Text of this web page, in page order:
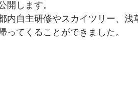
します。
内自主研修やスカイツリー、浅
てくることができました。